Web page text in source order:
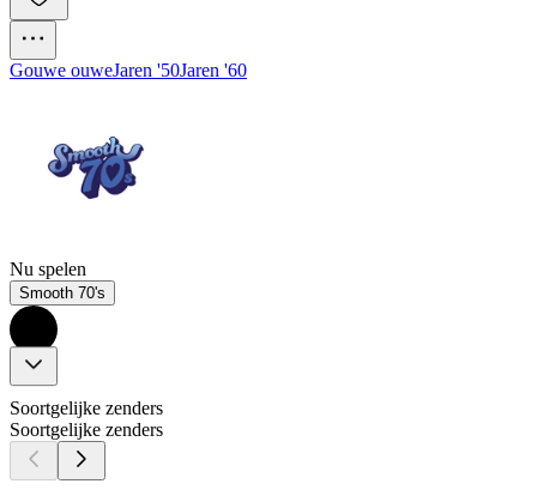
Gouwe ouweJaren '50Jaren '60
Nu spelen
Smooth 70's
Soortgelijke zenders
Soortgelijke zenders